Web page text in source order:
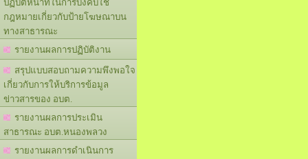
ปฏิบัติหน้าที่ในการบังคับใช้
กฎหมายเกี่ยวกับป้ายโฆษณาบน
ทางสาธารณะ
รายงานผลการปฏิบัติงาน
สรุปแบบสอบถามความพึงพอใจ
เกี่ยวกับการให้บริการข้อมูล
ข่าวสารของ อบต.
รายงานผลการประเมิน
สาธารณะ อบต.หนองพลวง
รายงานผลการดำเนินการ